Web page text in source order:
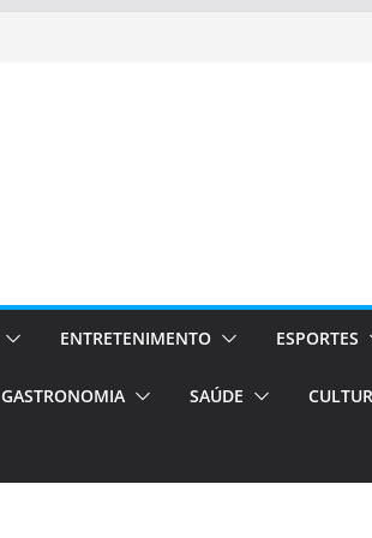
ENTRETENIMENTO ESPORTES
GASTRONOMIA SAÚDE